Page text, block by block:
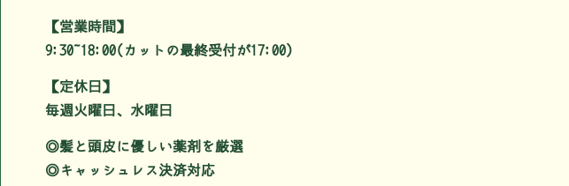
【営業時間】
9:30~18:00(カットの最終受付が17:00)
【定休日】
毎週火曜日、水曜日
◎髪と頭皮に優しい薬剤を厳選
◎キャッシュレス決済対応